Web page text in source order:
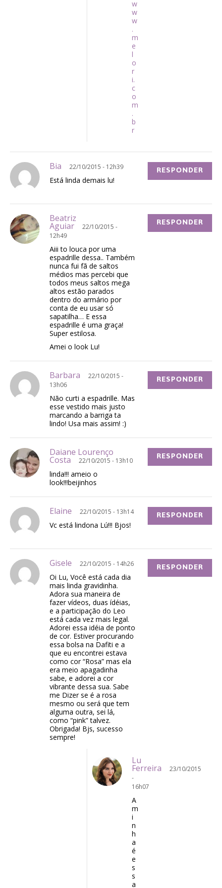
w
w
w
.
m
e
l
o
r
i.
c
o
m
.
b
r
Bia 22/10/2015 - 12h39
Está linda demais lu!
RESPONDER
Beatriz
Aguiar
22/10/2015 -
12h49
Aiii to louca por uma
espadrille dessa.. Também
nunca fui fã de saltos
médios mas percebi que
todos meus saltos mega
altos estão parados
dentro do armário por
conta de eu usar só
sapatilha… E essa
espadrille é uma graça!
Super estilosa.
Amei o look Lu!
RESPONDER
Barbara
22/10/2015 -
13h06
Não curti a espadrille. Mas
esse vestido mais justo
marcando a barriga ta
lindo! Usa mais assim! :)
RESPONDER
Daiane Lourenço
Costa 22/10/2015 - 13h10
linda!!! ameio o
look!!!beijinhos
RESPONDER
Elaine 22/10/2015 - 13h14
Vc está lindona Lú!!! Bjos!
RESPONDER
Gisele 22/10/2015 - 14h26
Oi Lu, Você está cada dia
mais linda gravidinha.
Adora sua maneira de
fazer vídeos, duas ídéias,
e a participação do Leo
está cada vez mais legal.
Adorei essa idéia de ponto
de cor. Estiver procurando
essa bolsa na Dafiti e a
que eu encontrei estava
como cor “Rosa” mas ela
era meio apagadinha
sabe, e adorei a cor
vibrante dessa sua. Sabe
me Dizer se é a rosa
mesmo ou será que tem
alguma outra, sei lá,
como “pink” talvez.
Obrigada! Bjs, sucesso
sempre!
RESPONDER
Lu
Ferreira
23/10/2015
-
16h07
A
m
i
n
h
a
é
e
s
s
a